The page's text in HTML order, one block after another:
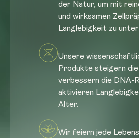
der Natur, um mit
und wirksamen
Langlebigkeit zu
Unsere
Produkte steigern
verbessern die DNA-
aktivieren
Alter.
Wir feiern jede